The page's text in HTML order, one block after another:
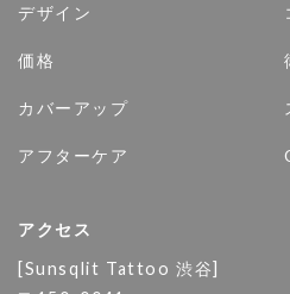
デザイン
価格
カバーアップ
アフターケア
アクセス
[Sunsqlit Tattoo 渋谷]